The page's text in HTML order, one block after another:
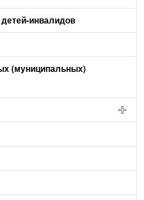
инвалидов
(муниципальных)